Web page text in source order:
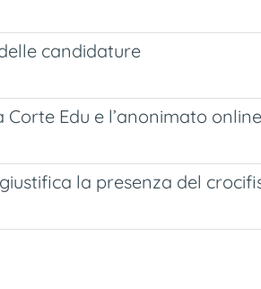
candidature
Edu e l’anonimato online
la presenza del